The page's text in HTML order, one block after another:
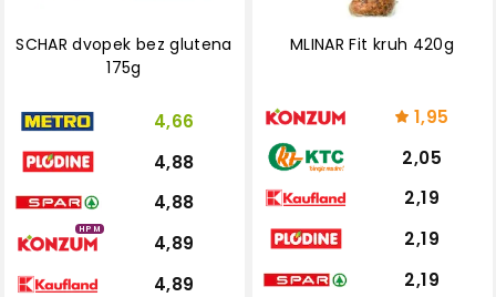
SCHAR dvopek bez glutena
175g
4,66
4,88
4,88
HPM
4,89
4,89
MLINAR Fit kruh 420g
1,95
2,05
2,19
2,19
2,19